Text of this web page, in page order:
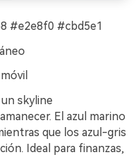
#e2e8f0 #cbd5e1
skyline
El azul marino
que los azul-gris
Ideal para finanzas,